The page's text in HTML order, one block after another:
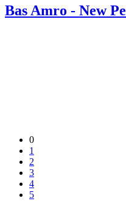
Bas Amro - New
0
1
2
3
4
5